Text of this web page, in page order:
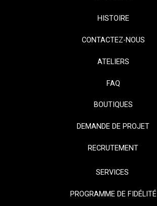
HISTOIRE
CONTACTEZ-NOUS
ATELIERS
FAQ
BOUTIQUES
DEMANDE DE PROJET
RECRUTEMENT
SERVICES
PROGRAMME DE FIDÉLITÉ